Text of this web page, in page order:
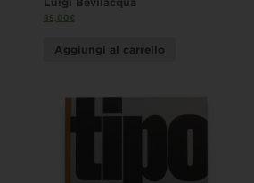
85,00€
Aggiungi al carrello